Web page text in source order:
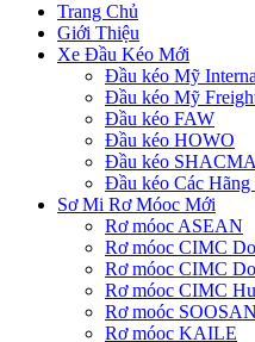
Trang Chủ
Giới Thiệu
Xe Đầu Kéo Mới
Đầu kéo Mỹ
Đầu kéo Mỹ
Đầu kéo FAW
Đầu kéo HOWO
Đầu kéo
Đầu kéo Các Hãng
Sơ Mi Rơ Móoc Mới
Rơ móoc ASEAN
Rơ móoc CIMC
Rơ móoc CIMC
Rơ móoc CIMC
Rơ moóc SOOSAN
Rơ móoc KAILE